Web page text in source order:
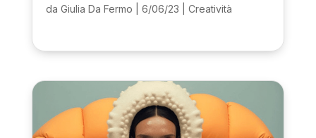
da Giulia Da Fermo 6/06/23 Creatività